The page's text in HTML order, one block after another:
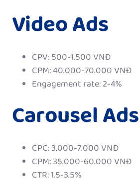
Video Ads
CPV: 500-1.500 VNĐ
CPM: 40.000-70.000 VNĐ
Engagement rate: 2-4%
Carousel Ads
CPC: 3.000-7.000 VNĐ
CPM: 35.000-60.000 VNĐ
CTR: 1.5-3.5%